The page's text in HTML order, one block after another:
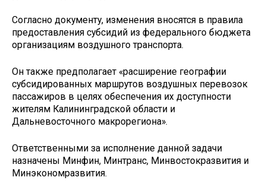
Согласно документу, изменения вносятся в правила
предоставления субсидий из федерального бюджета
организациям воздушного транспорта.
Он также предполагает «расширение географии
субсидированных маршрутов воздушных перевозок
пассажиров в целях обеспечения их доступности
жителям Калининградской области и
Дальневосточного макрорегиона».
Ответственными за исполнение данной задачи
назначены Минфин, Минтранс, Минвостокразвития и
Минэкономразвития.